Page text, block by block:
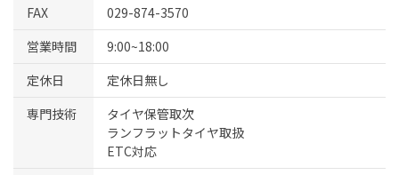
FAX
029-874-3570
営業時間
9:00~18:00
定休日
定休日無し
専門技術
タイヤ保管取次
ランフラットタイヤ取扱
ETC対応